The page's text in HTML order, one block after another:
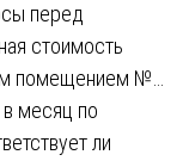
перед
стоимость
помещением №…
месяц по
ли